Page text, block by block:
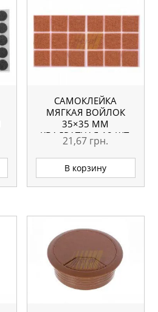
САМОКЛЕЙКА
МЯГКАЯ ВОЙЛОК
35×35 ММ
КВАДРАТНАЯ 18 ШТ.
21,67 грн.
В корзину